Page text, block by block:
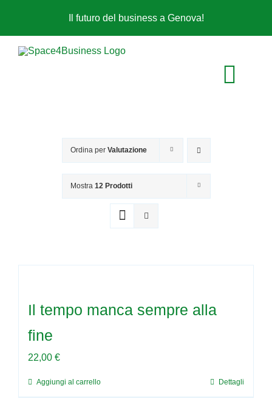
contenuto
Il futuro del business a Genova!
affitto sale
contattaci!
Ordina per Valutazione
Mostra 12 Prodotti
Il tempo manca sempre alla
fine
22,00 €
Aggiungi al carrello Dettagli